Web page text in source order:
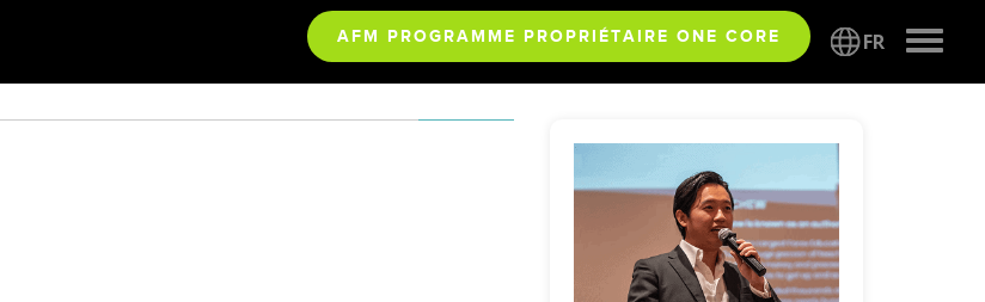
AFM PROGRAMME PROPRIÉTAIRE ONE CORE FR Toggle